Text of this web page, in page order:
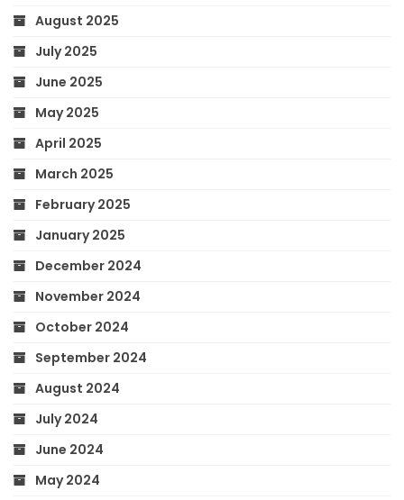
August 2025
July 2025
June 2025
May 2025
April 2025
March 2025
February 2025
January 2025
December 2024
November 2024
October 2024
September 2024
August 2024
July 2024
June 2024
May 2024